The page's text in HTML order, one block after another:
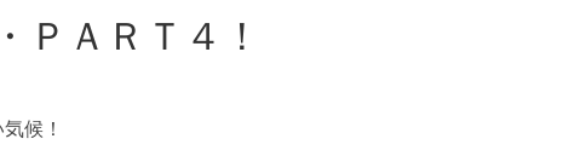
ＰＡＲＴ４！
候！